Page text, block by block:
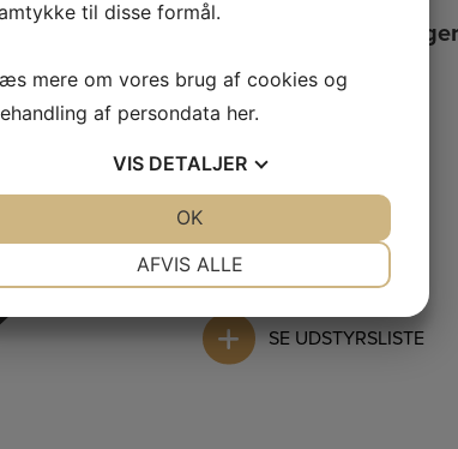
Leveringsomkostninger
VW
Motor
1,2 Benzin 84
SE UDSTYRSLISTE
til disse formål.
mere om vores brug af cookies og
af persondata her.
VIS DETALJER
STATISTIK
AFVIS ALLE
OK